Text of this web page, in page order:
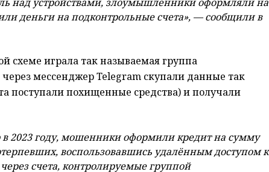
деньги на подконтрольные счета», — сообщили в
схеме играла так называемая группа
мессенджер Telegram скупали данные так
поступали похищенные средства) и получали
2023 году, мошенники оформили кредит на сумму
воспользовавшись удалённым доступом к
счета, контролируемые группой